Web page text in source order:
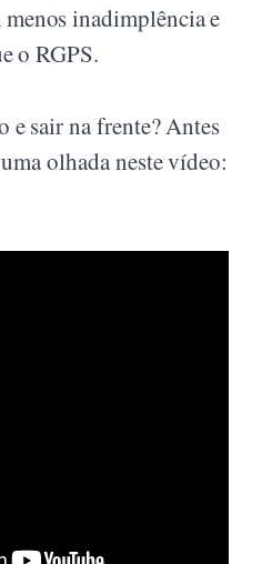
inadimplência e
o RGPS.
e sair na frente? Antes
olhada neste vídeo: